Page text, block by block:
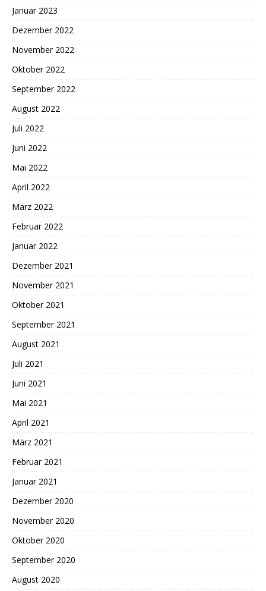
Januar 2023
Dezember 2022
November 2022
Oktober 2022
September 2022
August 2022
Juli 2022
Juni 2022
Mai 2022
April 2022
März 2022
Februar 2022
Januar 2022
Dezember 2021
November 2021
Oktober 2021
September 2021
August 2021
Juli 2021
Juni 2021
Mai 2021
April 2021
März 2021
Februar 2021
Januar 2021
Dezember 2020
November 2020
Oktober 2020
September 2020
August 2020